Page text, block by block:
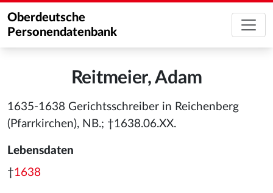
Oberdeutsche
Personendatenbank
Reitmeier, Adam
1635-1638 Gerichtsschreiber in Reichenberg
(Pfarrkirchen), NB.; †1638.06.XX.
Lebensdaten
†1638